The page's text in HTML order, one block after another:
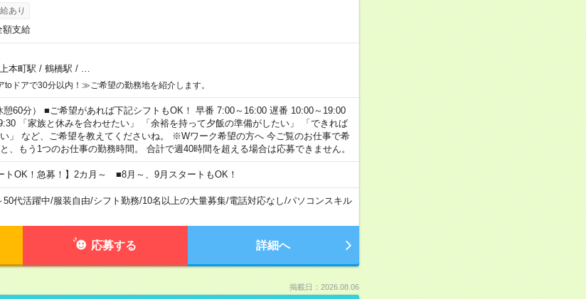
あり
額支給
本町駅 / 鶴橋駅 /
ドアで30分以内！≫ご希望の勤務地を紹介します。
憩60分） ■ご希望があれば下記シフトもOK！ 早番 7:00～16:00 遅番 10:00～19:00
「家族と休みを合わせたい」 「余裕を持って夕飯の準備がしたい」 「できれば
」 など、ご希望を教えてくださいね。 ※Wワーク希望の方へ 今ご覧のお仕事で希
、もう1つのお仕事の勤務時間。 合計で週40時間を超える場合は応募できません。
トOK！急募！】2カ月～ ■8月～、9月スタートもOK！
50代活躍中/服装自由/シフト勤務/10名以上の大量募集/電話対応なし/パソコンスキル
応募する 詳細へ
掲載日：2026.08.06